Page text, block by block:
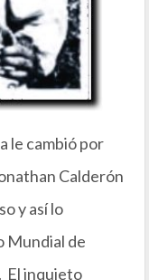
le cambió por
Calderón
y así lo
Mundial de
El inquieto